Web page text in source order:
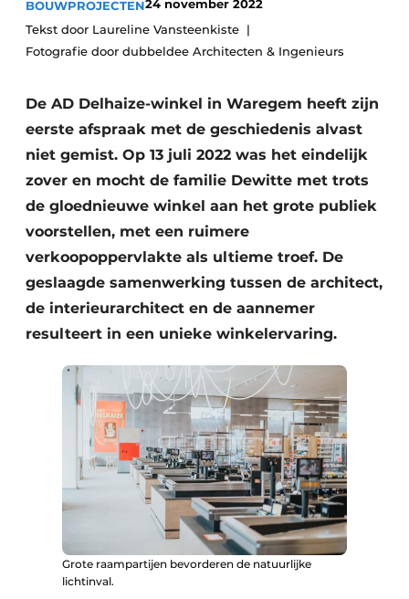
Vacatures
Aanmelden
Bedrijven
Bedrijven
Contact
Akoestiek
Brandveiligheid
BIM
Evenementen
Dak & Gevel
Houtbouw
HVAC
Interieurarchitectuur
Keukens
Renovatie
Software
Veiligheid & Opleiding
BOUWPROJECTEN24 november 2022
Tekst door Laureline Vansteenkiste
Fotografie door dubbeldee Architecten & Ingenieurs
De AD Delhaize-winkel in Waregem heeft zijn
eerste afspraak met de geschiedenis alvast
niet gemist. Op 13 juli 2022 was het eindelijk
zover en mocht de familie Dewitte met trots
de gloednieuwe winkel aan het grote publiek
voorstellen, met een ruimere
verkoopoppervlakte als ultieme troef. De
geslaagde samenwerking tussen de architect,
de interieurarchitect en de aannemer
resulteert in een unieke winkelervaring.
Grote raampartijen bevorderen de natuurlijke
lichtinval.